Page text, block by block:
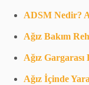
ADSM Nedir?
Ağız Bakım
Ağız Gargarası
Ağız İçinde